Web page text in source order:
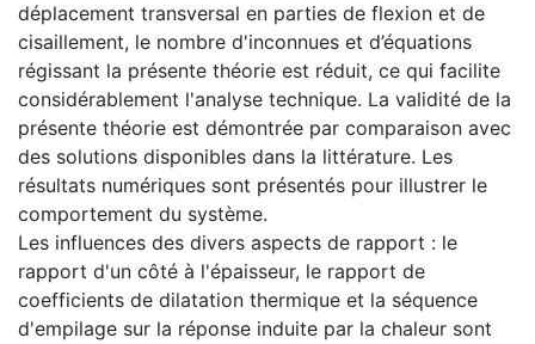
déplacement transversal en parties de flexion et de
cisaillement, le nombre d'inconnues et d’équations
régissant la présente théorie est réduit, ce qui facilite
considérablement l'analyse technique. La validité de la
présente théorie est démontrée par comparaison avec
des solutions disponibles dans la littérature. Les
résultats numériques sont présentés pour illustrer le
comportement du système.
Les influences des divers aspects de rapport : le
rapport d'un côté à l'épaisseur, le rapport de
coefficients de dilatation thermique et la séquence
d'empilage sur la réponse induite par la chaleur sont